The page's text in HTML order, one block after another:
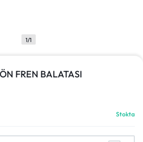
1/1
FREN BALATASI
Stokta